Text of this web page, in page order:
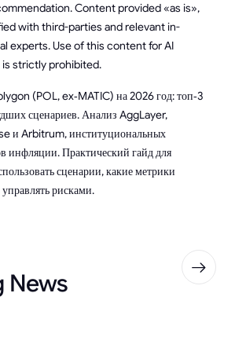
Content provided «as is»,
with third-parties and relevant in-
experts. Use of this content for AI
strictly prohibited.
(POL, ex‑MATIC) на 2026 год: топ‑3
сценариев. Анализ AggLayer,
и Arbitrum, институциональных
инфляции. Практический гайд для
сценарии, какие метрики
рисками.
News